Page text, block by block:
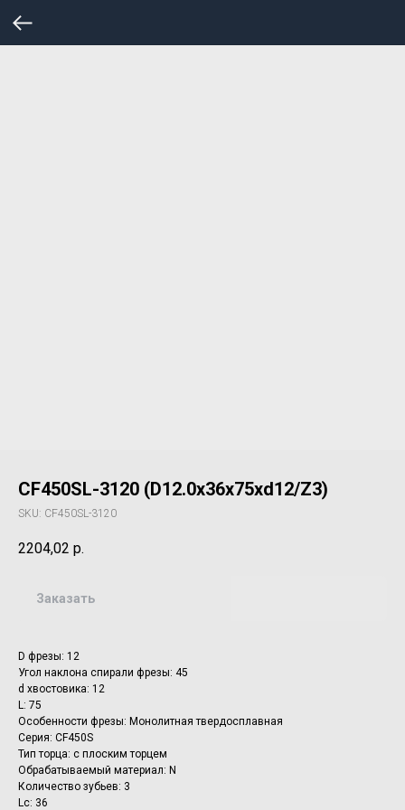
CF450SL-3120 (D12.0x36x75xd12/Z3)
SKU: CF450SL-3120
2204,02 р.
Заказать
D фрезы: 12
Угол наклона спирали фрезы: 45
d хвостовика: 12
L: 75
Особенности фрезы: Монолитная твердосплавная
Серия: CF450S
Тип торца: с плоским торцем
Обрабатываемый материал: N
Количество зубьев: 3
Lc: 36